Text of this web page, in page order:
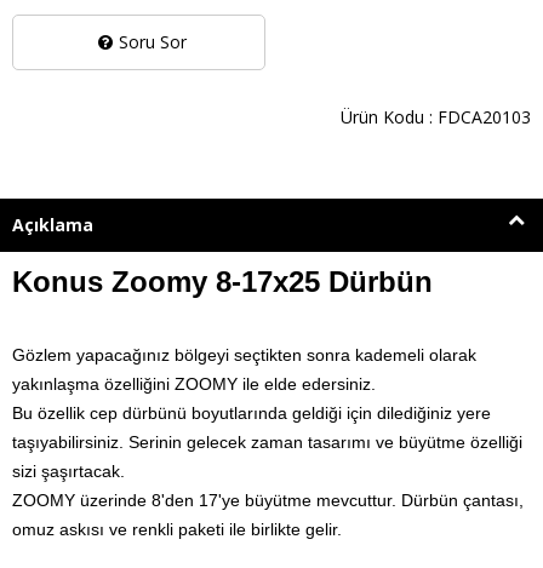
Soru Sor
Ürün Kodu : FDCA20103
Açıklama
Konus Zoomy 8-17x25 Dürbün
Gözlem yapacağınız bölgeyi seçtikten sonra kademeli olarak
yakınlaşma özelliğini ZOOMY ile elde edersiniz.
Bu özellik cep dürbünü boyutlarında geldiği için dilediğiniz yere
taşıyabilirsiniz. Serinin gelecek zaman tasarımı ve büyütme özelliği
sizi şaşırtacak.
ZOOMY üzerinde 8'den 17'ye büyütme mevcuttur. Dürbün çantası,
omuz askısı ve renkli paketi ile birlikte gelir.